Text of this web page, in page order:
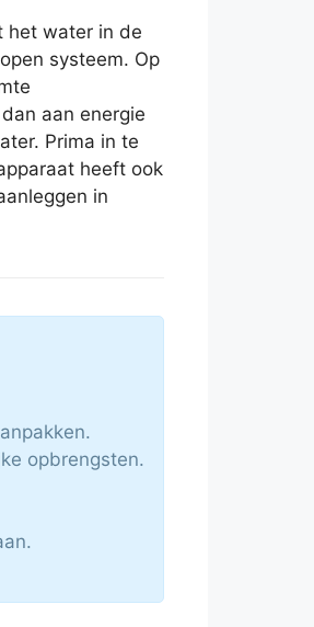
het water in de
systeem. Op
aan energie
Prima in te
heeft ook
in
opbrengsten.